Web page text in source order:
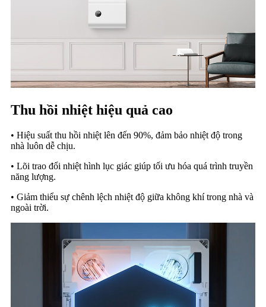
Thu hồi nhiệt hiệu quả cao
• Hiệu suất thu hồi nhiệt lên đến 90%, đảm bảo nhiệt độ trong
nhà luôn dễ chịu.
• Lõi trao đổi nhiệt hình lục giác giúp tối ưu hóa quá trình truyền
năng lượng.
• Giảm thiểu sự chênh lệch nhiệt độ giữa không khí trong nhà và
ngoài trời.